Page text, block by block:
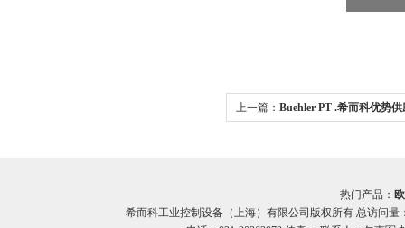
上一篇： Buehler PT .希而科优势
热门产品：
希而科工业控制设备（上海）有限公司版权所有 总访问量